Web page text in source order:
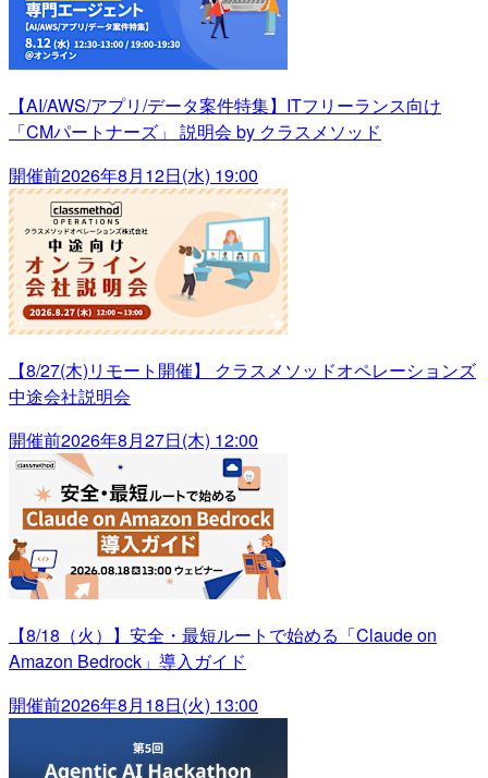
【AI/AWS/アプリ/データ案件特集】ITフリーランス向け
「CMパートナーズ」 説明会 by クラスメソッド
開催前2026年8月12日(水) 19:00
【8/27(木)リモート開催】 クラスメソッドオペレーションズ
中途会社説明会
開催前2026年8月27日(木) 12:00
【8/18（火）】安全・最短ルートで始める「Claude on
Amazon Bedrock」導入ガイド
開催前2026年8月18日(火) 13:00